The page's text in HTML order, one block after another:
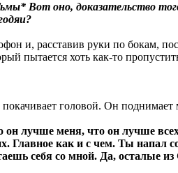
Вот оно, доказательство
и, расставив руки по бокам,
пытается хоть как-то
головой. Он
лучше меня, что он лучше
Главное как и с чем. Ты
себя со мной. Да, осталые из